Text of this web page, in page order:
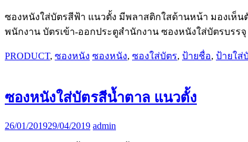
ซองหนังใส่บัตรสีฟ้า แนวตั้ง มีพลาสติกใสด้านหน้า มองเห็
พนักงาน บัตรเข้า-ออกประตูสำนักงาน ซองหนังใส่บัตรบรรจุ
PRODUCT, ซองหนัง ซองหนัง, ซองใส่บัตร, ป้ายชื่อ, ป้ายใส่
ซองหนังใส่บัตรสีน้ำตาล แนวตั้ง
26/01/201929/04/2019 admin